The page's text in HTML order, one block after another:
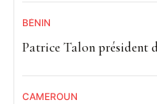
BÉNIN
Patrice Talon président
CAMEROUN